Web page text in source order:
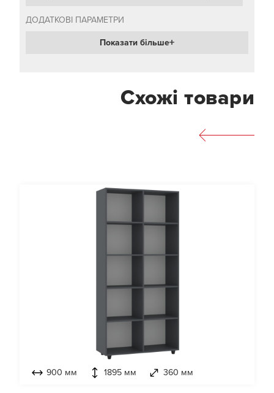
ДОДАТКОВІ ПАРАМЕТРИ
Показати більше
Схожі товари
900 мм 1895 мм 360 мм